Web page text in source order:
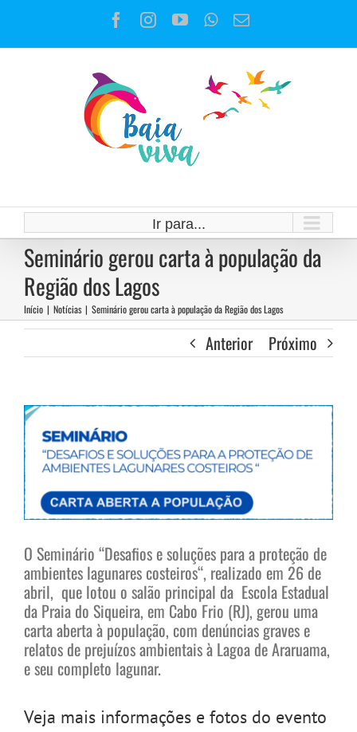
o
Facebook
Instagram
YouTubeWhatsApp
E-
Ir para...
Seminário gerou carta à população da
Região dos Lagos
Início | Notícias | Seminário gerou carta à população da Região dos Lagos
Anterior Próximo
View
Larger
Image
O Seminário “Desafios e soluções para a proteção de
ambientes lagunares costeiros“, realizado em 26 de
abril, que lotou o salão principal da Escola Estadual
da Praia do Siqueira, em Cabo Frio (RJ), gerou uma
carta aberta à população, com denúncias graves e
relatos de prejuízos ambientais à Lagoa de Araruama,
e seu completo lagunar.
Veja mais informações e fotos do evento